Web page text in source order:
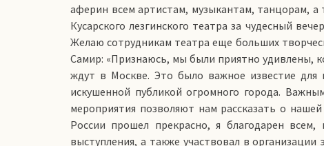
аферин всем артистам, музыкантам, танцорам,
Кусарского лезгинского театра за чудесный
Желаю сотрудникам театра еще больших
Самир: «Признаюсь, мы были приятно удивлены,
ждут в Москве. Это было важное известие
искушенной публикой огромного города.
мероприятия позволяют нам рассказать о
России прошел прекрасно, я благодарен
выступления, а также участвовал в